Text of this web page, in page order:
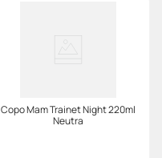
Copo Mam Trainet Night 220ml
Neutra